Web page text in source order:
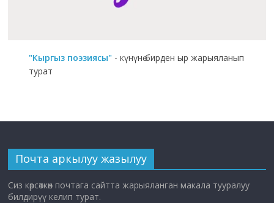
"Кыргыз поэзиясы" - күнүнө бирден ыр жарыяланып
турат
Почта аркылуу жазылуу
Сиз көрсөткөн почтага сайтта жарыяланган макала тууралуу
билдирүү келип турат.